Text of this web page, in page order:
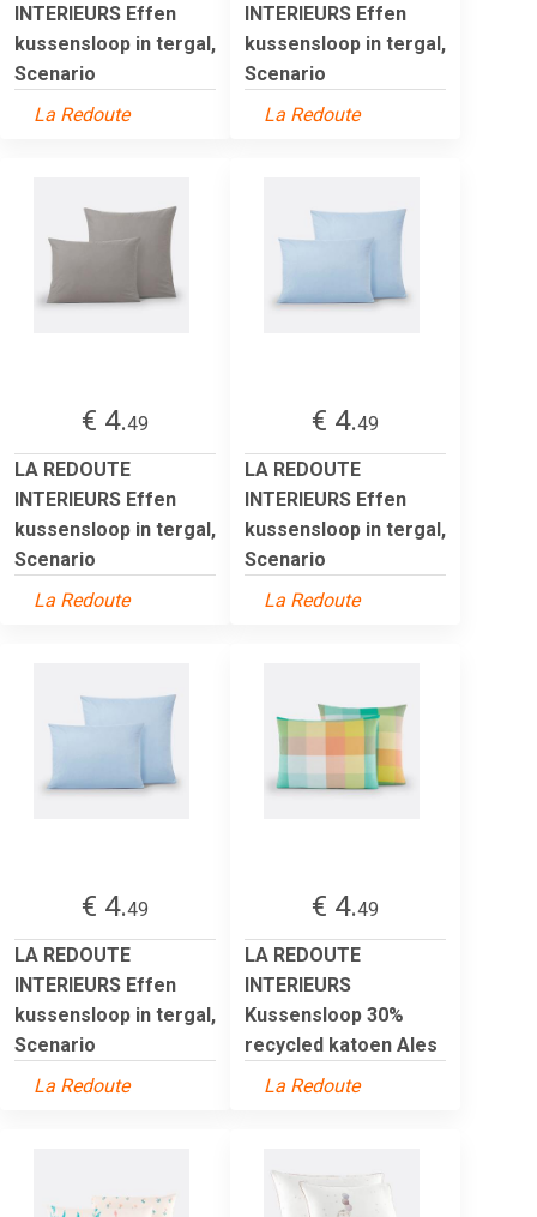
INTERIEURS Effen
kussensloop in tergal,
Scenario
La Redoute
INTERIEURS Effen
kussensloop in tergal,
Scenario
La Redoute
€ 4.49
LA REDOUTE
INTERIEURS Effen
kussensloop in tergal,
Scenario
La Redoute
€ 4.49
LA REDOUTE
INTERIEURS Effen
kussensloop in tergal,
Scenario
La Redoute
€ 4.49
LA REDOUTE
INTERIEURS Effen
kussensloop in tergal,
Scenario
La Redoute
€ 4.49
LA REDOUTE
INTERIEURS
Kussensloop 30%
recycled katoen Ales
La Redoute